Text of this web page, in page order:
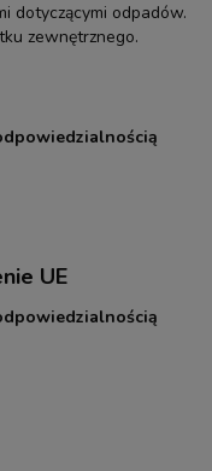
dotyczącymi odpadów.
zewnętrznego.
UE